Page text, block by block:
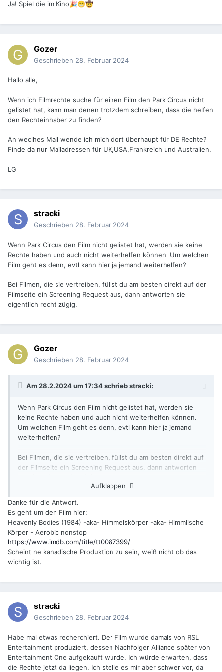
Ja! Spiel die im Kino🎉😁🤠
Gozer
Geschrieben 28. Februar 2024
Hallo alle,
Wenn ich Filmrechte suche für einen Film den Park Circus nicht
gelistet hat, kann man denen trotzdem schreiben, dass die helfen
den Rechteinhaber zu finden?
An weclhes Mail wende ich mich dort überhaupt für DE Rechte?
Finde da nur Mailadressen für UK,USA,Frankreich und Australien.
LG
stracki
Geschrieben 28. Februar 2024
Wenn Park Circus den Film nicht gelistet hat, werden sie keine
Rechte haben und auch nicht weiterhelfen können. Um welchen
Film geht es denn, evtl kann hier ja jemand weiterhelfen?
Bei Filmen, die sie vertreiben, füllst du am besten direkt auf der
Filmseite ein Screening Request aus, dann antworten sie
eigentlich recht zügig.
Gozer
Geschrieben 28. Februar 2024
Am 28.2.2024 um 17:34 schriebstracki:
Wenn Park Circus den Film nicht gelistet hat, werden sie
keine Rechte haben und auch nicht weiterhelfen können.
Um welchen Film geht es denn, evtl kann hier ja jemand
weiterhelfen?
Bei Filmen, die sie vertreiben, füllst du am besten direkt auf
der Filmseite ein Screening Request aus, dann antworten
Aufklappen
Danke für die Antwort.
Es geht um den Film hier:
Heavenly Bodies (1984) -aka- Himmelskörper -aka- Himmlische
Körper - Aerobic nonstop
https://www.imdb.com/title/tt0087399/
Scheint ne kanadische Produktion zu sein, weiß nicht ob das
wichtig ist.
stracki
Geschrieben 28. Februar 2024
Habe mal etwas recherchiert. Der Film wurde damals von RSL
Entertainment produziert, dessen Nachfolger Alliance später von
Entertainment One aufgekauft wurde. Ich würde erwarten, dass
die Rechte jetzt da liegen. Ich stelle es mir aber schwer vor, da